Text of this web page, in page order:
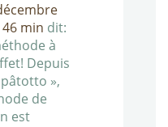
min dit:
à
Depuis
»,
de
est